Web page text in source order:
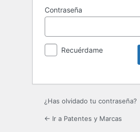
Contraseña
Recuérdame
¿Has olvidado tu contraseña?
← Ir a Patentes y Marcas